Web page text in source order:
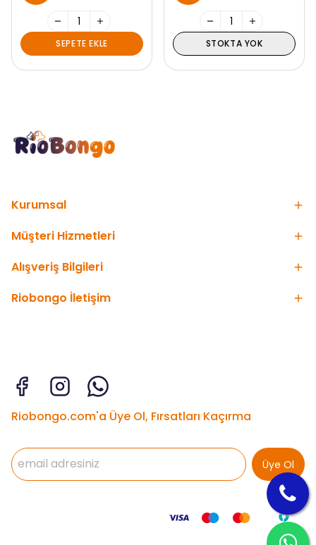
SEPETE EKLE STOKTA YOK
Kurumsal
Müşteri Hizmetleri
Alışveriş Bilgileri
Riobongo İletişim
Riobongo.com'a Üye Ol, Fırsatları Kaçırma
Üye Ol